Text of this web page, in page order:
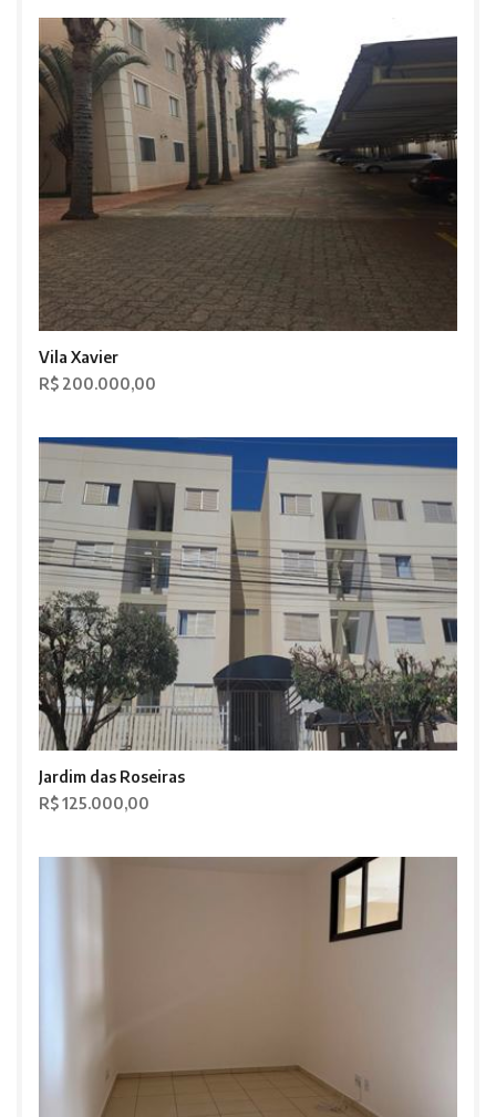
Vila Xavier
R$ 200.000,00
Jardim das Roseiras
R$ 125.000,00